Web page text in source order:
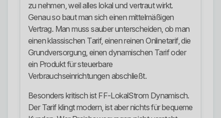
zu nehmen, weil alles lokal und vertraut wirkt.
Genau so baut man sich einen mittelmäßigen
Vertrag. Man muss sauber unterscheiden, ob man
einen klassischen Tarif, einen reinen Onlinetarif, die
Grundversorgung, einen dynamischen Tarif oder
ein Produkt für steuerbare
Verbrauchseinrichtungen abschließt.
Besonders kritisch ist FF-LokalStrom Dynamisch.
Der Tarif klingt modern, ist aber nichts für bequeme